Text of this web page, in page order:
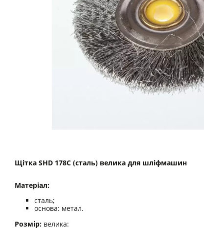
Щітка SHD 178C (cталь) велика для шліфмашин
Матеріал:
сталь;
основа: метал.
Розмір: велика: